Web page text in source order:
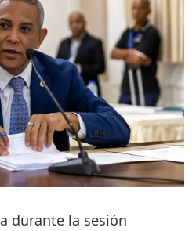
durante la sesión